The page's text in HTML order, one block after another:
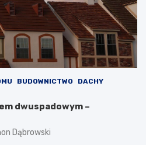
BUDOWNICTWO
DACHY
dwuspadowym –
Dąbrowski